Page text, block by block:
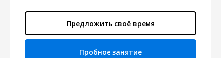
Предложить своё время
Пробное занятие